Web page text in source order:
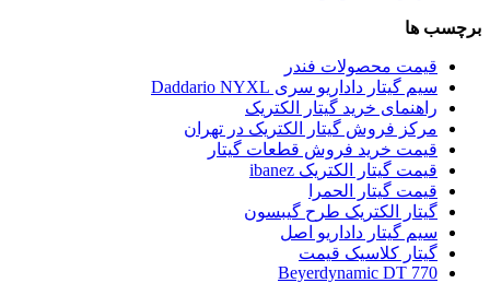
برچسب ها
قیمت محصولات فندر
سیم گیتار داداریو سری Daddario NYXL
راهنمای خرید گیتار الکتریک
مرکز فروش گیتار الکتریک در تهران
قیمت خرید فروش قطعات گیتار
قیمت گیتار الکتریک ibanez
قیمت گیتار الحمرا
گیتار الکتریک طرح گیبسون
سیم گیتار داداریو اصل
گیتار کلاسیک قیمت
Beyerdynamic DT 770